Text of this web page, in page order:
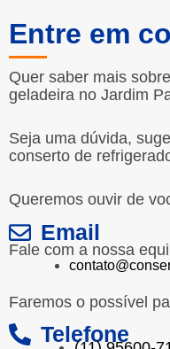
Entre em
Quer saber mais
geladeira no Jardim
Seja uma dúvida,
conserto de
Queremos ouvir de
Email
Fale com a nossa
Faremos o possível
Telefone